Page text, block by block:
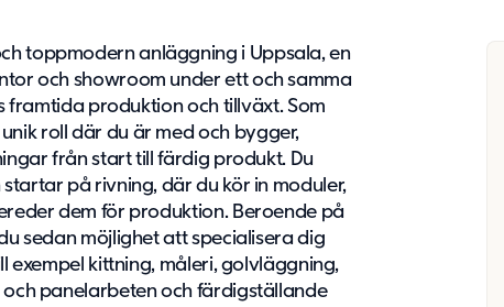
toppmodern anläggning i Uppsala, en
och showroom under ett och samma
framtida produktion och tillväxt. Som
roll där du är med och bygger,
från start till färdig produkt. Du
på rivning, där du kör in moduler,
dem för produktion. Beroende på
sedan möjlighet att specialisera dig
exempel kittning, måleri, golvläggning,
panelarbeten och färdigställande